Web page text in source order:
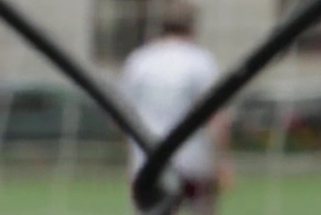
Über diese Seite
2